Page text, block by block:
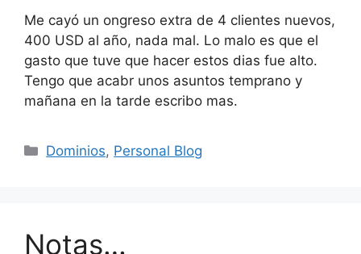
Me cayó un ongreso extra de 4 clientes nuevos,
400 USD al año, nada mal. Lo malo es que el
gasto que tuve que hacer estos dias fue alto.
Tengo que acabr unos asuntos temprano y
mañana en la tarde escribo mas.
Categorías
Dominios, Personal Blog
Notas…